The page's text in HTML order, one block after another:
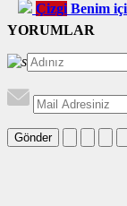
Çizgi Benim
YORUMLAR
Gönder